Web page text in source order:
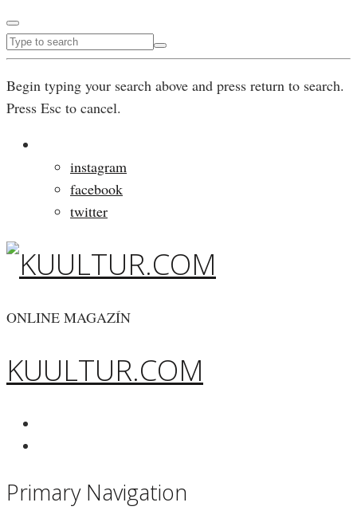
Begin typing your search above and press return to search.
Press Esc to cancel.
instagram
facebook
twitter
ONLINE MAGAZÍN
KUULTUR.COM
Primary Navigation